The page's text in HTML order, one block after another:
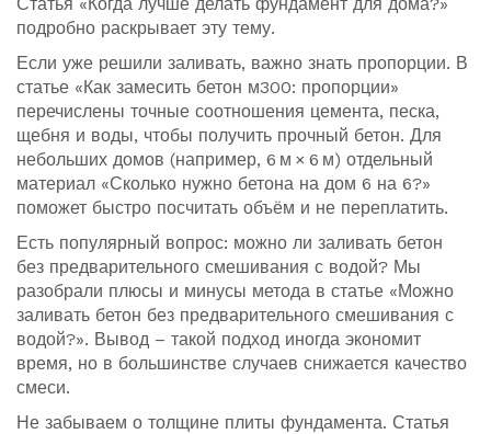
подробно раскрывает эту тему.
Если уже решили заливать, важно знать пропорции. В
статье «Как замесить бетон м300: пропорции»
перечислены точные соотношения цемента, песка,
щебня и воды, чтобы получить прочный бетон. Для
небольших домов (например, 6 м × 6 м) отдельный
материал «Сколько нужно бетона на дом 6 на 6?»
поможет быстро посчитать объём и не переплатить.
Есть популярный вопрос: можно ли заливать бетон
без предварительного смешивания с водой? Мы
разобрали плюсы и минусы метода в статье «Можно
заливать бетон без предварительного смешивания с
водой?». Вывод – такой подход иногда экономит
время, но в большинстве случаев снижается качество
смеси.
Не забываем о толщине плиты фундамента. Статья